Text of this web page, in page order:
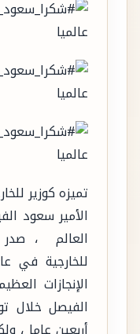
تميزه كوزير
الأمير سعود
العالم ، صدر
الإنجازات
الفيصل خلال